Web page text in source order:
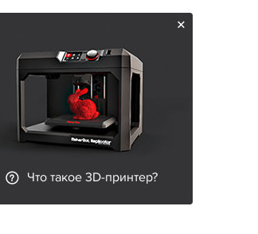
Что такое 3D-принтер?